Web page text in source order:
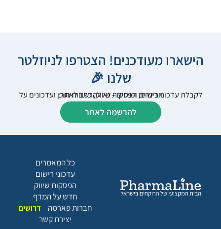
הישארו מעודכנים! הצטרפו לניוזלטר
שלנו 🎉
לקבלת עדכוני רישום, הפסקות שיווק, כתבות תוכן ועדכונים על וובינרים וכנסים – נא להרשם לאתר:
להרשמה לאתר
כל המאמרים
עדכוני רישום
הפסקות שיווק
חדש על המדף
חברות פארמה
דרושים
יצירת קשר